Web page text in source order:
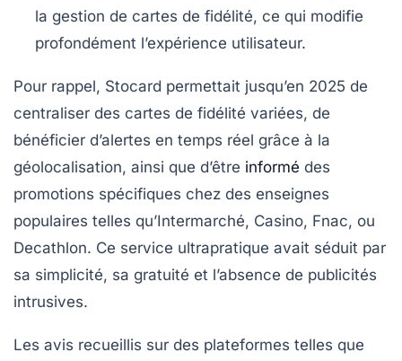
la gestion de cartes de fidélité, ce qui modifie
profondément l’expérience utilisateur.
Pour rappel, Stocard permettait jusqu’en 2025 de
centraliser des cartes de fidélité variées, de
bénéficier d’alertes en temps réel grâce à la
géolocalisation, ainsi que d’être informé des
promotions spécifiques chez des enseignes
populaires telles qu’Intermarché, Casino, Fnac, ou
Decathlon. Ce service ultrapratique avait séduit par
sa simplicité, sa gratuité et l’absence de publicités
intrusives.
Les avis recueillis sur des plateformes telles que